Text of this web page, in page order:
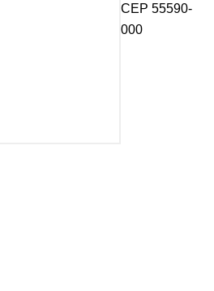
CEP 55590-
000